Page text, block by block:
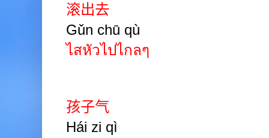
滚出去
Gǔn chū qù
ไสหัวไปไกลๆ
孩子气
Hái zi qì